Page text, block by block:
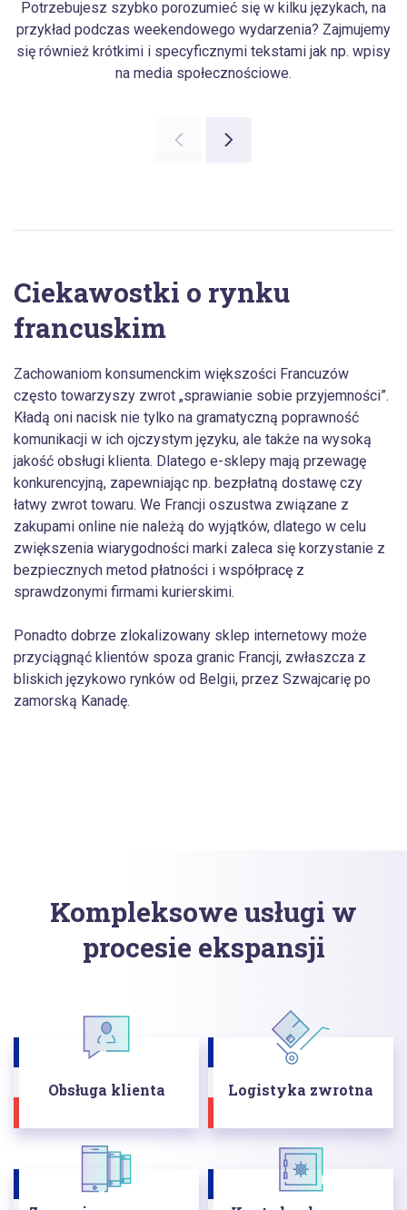
Potrzebujesz szybko porozumieć się w kilku językach, na
przykład podczas weekendowego wydarzenia? Zajmujemy
się również krótkimi i specyficznymi tekstami jak np. wpisy
na media społecznościowe.
Ciekawostki o rynku
francuskim
Zachowaniom konsumenckim większości Francuzów
często towarzyszy zwrot „sprawianie sobie przyjemności”.
Kładą oni nacisk nie tylko na gramatyczną poprawność
komunikacji w ich ojczystym języku, ale także na wysoką
jakość obsługi klienta. Dlatego e-sklepy mają przewagę
konkurencyjną, zapewniając np. bezpłatną dostawę czy
łatwy zwrot towaru. We Francji oszustwa związane z
zakupami online nie należą do wyjątków, dlatego w celu
zwiększenia wiarygodności marki zaleca się korzystanie z
bezpiecznych metod płatności i współpracę z
sprawdzonymi firmami kurierskimi.
Ponadto dobrze zlokalizowany sklep internetowy może
przyciągnąć klientów spoza granic Francji, zwłaszcza z
bliskich językowo rynków od Belgii, przez Szwajcarię po
zamorską Kanadę.
Kompleksowe usługi w
procesie ekspansji
Obsługa klienta Logistyka zwrotna